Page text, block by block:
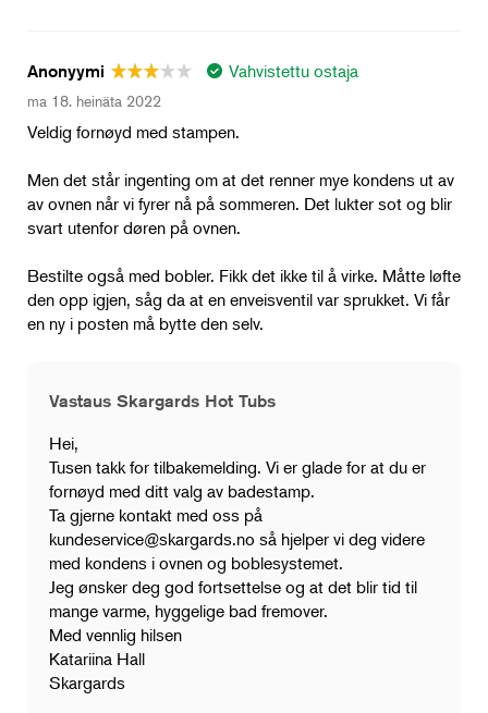
Anonyymi Vahvistettu ostaja
ma 18. heinäta 2022
Veldig fornøyd med stampen.
Men det står ingenting om at det renner mye kondens ut av
av ovnen når vi fyrer nå på sommeren. Det lukter sot og blir
svart utenfor døren på ovnen.
Bestilte også med bobler. Fikk det ikke til å virke. Måtte løfte
den opp igjen, såg da at en enveisventil var sprukket. Vi får
en ny i posten må bytte den selv.
Vastaus Skargards Hot Tubs
Hei,
Tusen takk for tilbakemelding. Vi er glade for at du er
fornøyd med ditt valg av badestamp.
Ta gjerne kontakt med oss ​​på
kundeservice@skargards.no så hjelper vi deg videre
med kondens i ovnen og boblesystemet.
Jeg ønsker deg god fortsettelse og at det blir tid til
mange varme, hyggelige bad fremover.
Med vennlig hilsen
Katariina Hall
Skargards